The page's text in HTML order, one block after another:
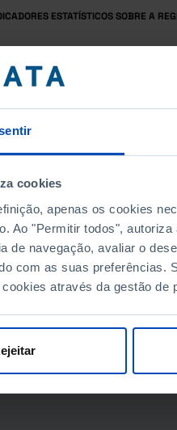
cookies
apenas os cookies
Ao "Permitir todos",
de navegação, avaliar o
com as suas preferências.
através da gestão de
ESTATÍSTICOS SOBRE A
MANUEL DOS SANTOS.